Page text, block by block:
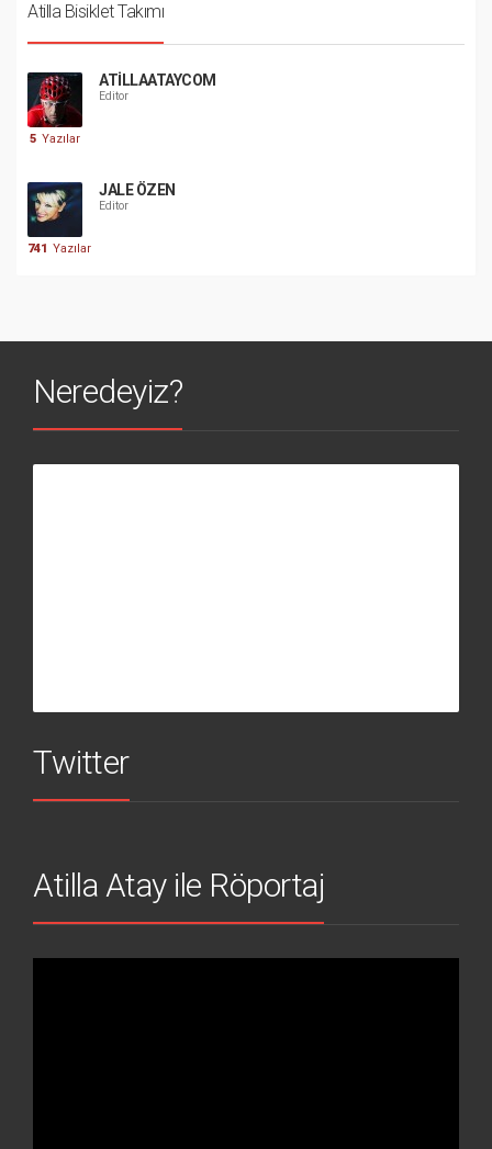
Atilla Bisiklet Takımı
ATILLAATAYCOM
Editor
5 Yazılar
JALE ÖZEN
Editor
741 Yazılar
Neredeyiz?
Twitter
Atilla Atay ile Röportaj